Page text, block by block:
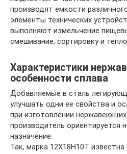
производят емкости
элементы технических
выполняют измельчение
смешивание, сортировку и
Характеристики
особенности сплава
Добавляемые в сталь
улучшать одни ее свойства и
при изготовлении
производитель ориентируется
назначение.
Так, марка 12Х18Н10Т